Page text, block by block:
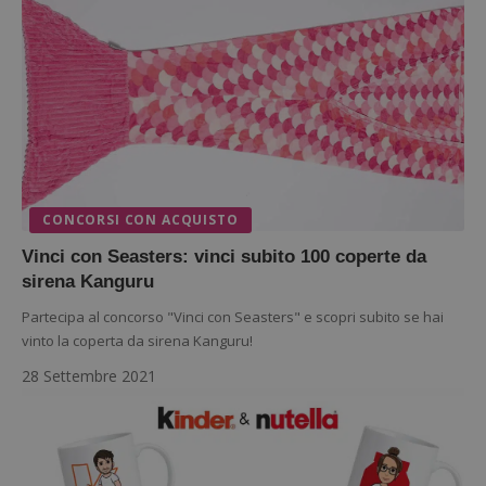
CONCORSI CON ACQUISTO
Vinci con Seasters: vinci subito 100 coperte da
sirena Kanguru
Partecipa al concorso "Vinci con Seasters" e scopri subito se hai
vinto la coperta da sirena Kanguru!
28 Settembre 2021
I cookie strettamente necessari consentono le
funzionalità principali del sito web come l'accesso
dell'utente e la gestione dell'account. Il sito web non può
essere utilizzato correttamente senza i cookie
strettamente necessari.
Nome
Provider/Dominio
_GRECAPTCHA
Google LLC
www.google.com
ApplicationGatewayAffinityCORS